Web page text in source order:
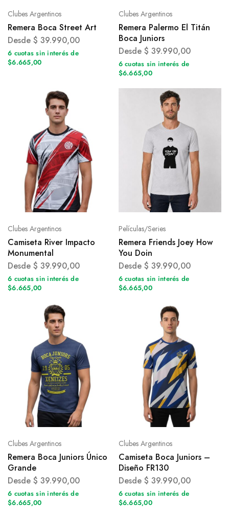
Clubes Argentinos
Remera Boca Street Art
Desde $ 39.990,00
6 cuotas sin interés de
$6.665,00
Clubes Argentinos
Remera Palermo El Titán
Boca Juniors
Desde $ 39.990,00
6 cuotas sin interés de
$6.665,00
Clubes Argentinos
Camiseta River Impacto
Monumental
Desde $ 39.990,00
6 cuotas sin interés de
$6.665,00
Películas/Series
Remera Friends Joey How
You Doin
Desde $ 39.990,00
6 cuotas sin interés de
$6.665,00
Clubes Argentinos
Remera Boca Juniors Único
Grande
Desde $ 39.990,00
6 cuotas sin interés de
$6.665,00
Clubes Argentinos
Camiseta Boca Juniors –
Diseño FR130
Desde $ 39.990,00
6 cuotas sin interés de
$6.665,00